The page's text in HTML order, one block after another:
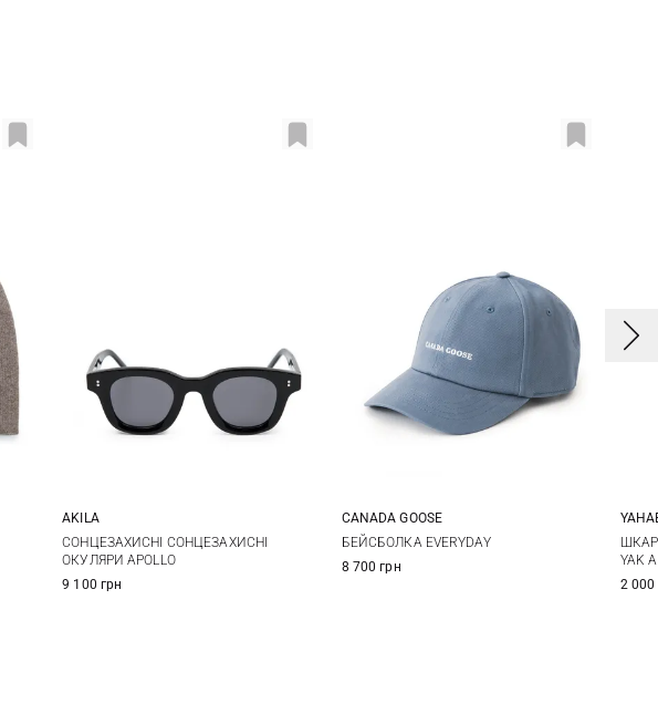
One size
AKILA
СОНЦЕЗАХИСНІ СОНЦЕЗАХИСНІ
ОКУЛЯРИ APOLLO
9 100 грн
One size
CANADA GOOSE
БЕЙСБОЛКА EVERYDAY
8 700 грн
M
YAK
2 000